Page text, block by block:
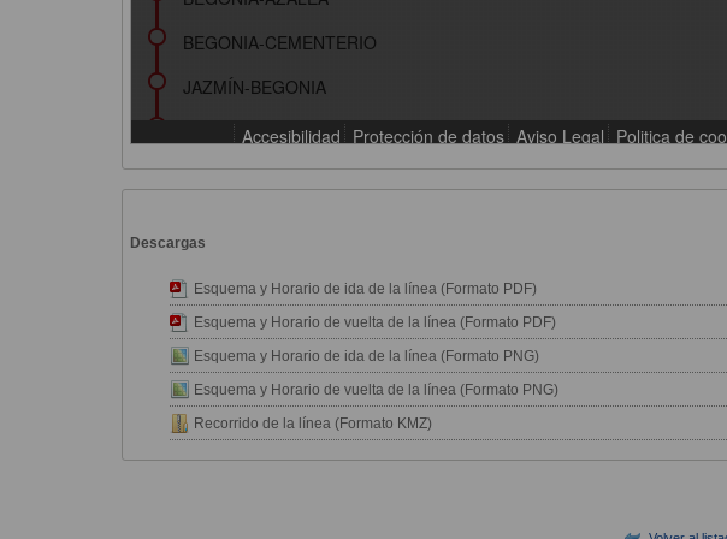
Descargas
Esquema y Horario de ida de la línea (Formato PDF)
Esquema y Horario de vuelta de la línea (Formato PDF)
Esquema y Horario de ida de la línea (Formato PNG)
Esquema y Horario de vuelta de la línea (Formato PNG)
Recorrido de la línea (Formato KMZ)